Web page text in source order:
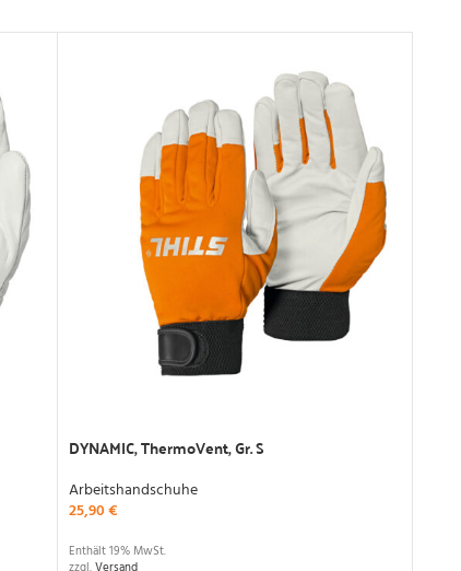
DYNAMIC, ThermoVent, Gr. S
Arbeitshandschuhe
25,90€
Enthält 19% MwSt.